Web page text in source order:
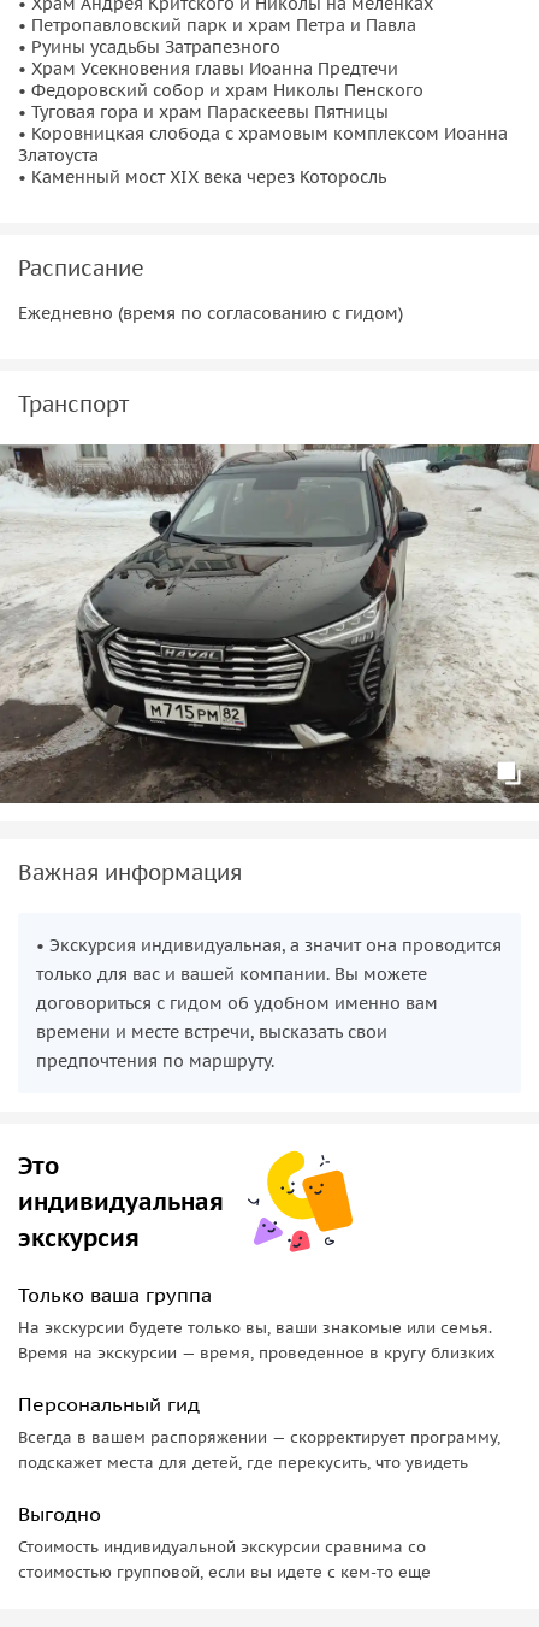
почти 850 лет назад произошла битва нашей дружины с
врагами.
В завершении нашей экскурсии мы побываем в
старейшей слободе города Доиловойи на месте слияния
рек Которосли и Волги, напротив Ярославского кремля и
стрелки. Мы побываем у земляной дамбы через реку
современного моста. И ещё многое другое ждёт вас на
экскурсии!
• Петропавловский парк и храм Петра и Павла
• Руины усадьбы Затрапезного
• Храм Усекновения главы Иоанна Предтечи
• Федоровский собор и храм Николы Пенского
• Туговая гора и храм Параскеевы Пятницы
• Коровницкая слобода с храмовым комплексом Иоанна
Златоуста
• Каменный мост XIX века через Которосль
Расписание
Ежедневно (время по согласованию с гидом)
Транспорт
Важная информация
• Экскурсия индивидуальная, а значит она проводится
только для вас и вашей компании. Вы можете
договориться с гидом об удобном именно вам
времени и месте встречи, высказать свои
предпочтения по маршруту.
Это
индивидуальная
экскурсия
Только ваша группа
На экскурсии будете только вы, ваши знакомые или семья.
Время на экскурсии — время, проведенное в кругу близких
Персональный гид
Всегда в вашем распоряжении — скорректирует программу,
подскажет места для детей, где перекусить, что увидеть
Выгодно
Стоимость индивидуальной экскурсии сравнима со
стоимостью групповой, если вы идете с кем-то еще